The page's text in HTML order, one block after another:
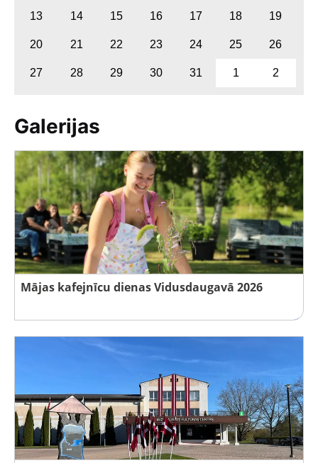
13 14 15 16 17 18 19
20 21 22 23 24 25 26
27 28 29 30 31 1 2
Galerijas
Mājas kafejnīcu dienas Vidusdaugavā 2026